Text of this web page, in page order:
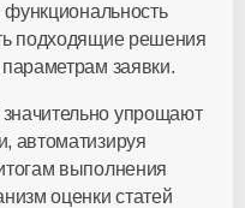
подходящие решения
заявки.
упрощают
автоматизируя
выполнения
оценки статей